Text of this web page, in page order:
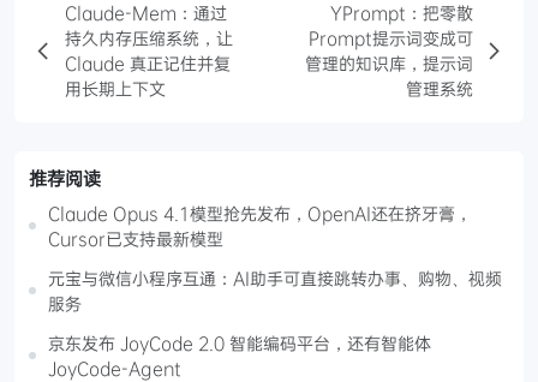
Claude-Mem：通过
持久内存压缩系统，让
Claude 真正记住并复
用长期上下文
YPrompt：把零散
Prompt提示词变成可
管理的知识库，提示词
管理系统
推荐阅读
Claude Opus 4.1模型抢先发布，OpenAI还在挤牙膏，
Cursor已支持最新模型
元宝与微信小程序互通：AI助手可直接跳转办事、购物、视频
服务
京东发布 JoyCode 2.0 智能编码平台，还有智能体
JoyCode-Agent